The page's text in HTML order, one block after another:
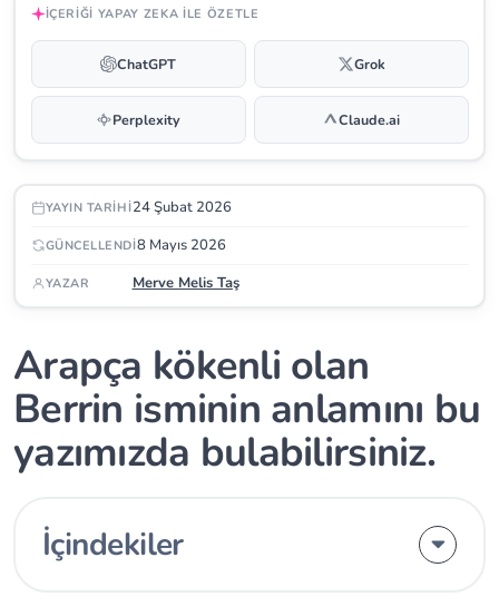
İÇERIĞI YAPAY ZEKA ILE ÖZETLE
ChatGPT Grok
Perplexity Claude.ai
YAYIN TARIHI24 Şubat 2026
GÜNCELLENDI8 Mayıs 2026
YAZAR Merve Melis Taş
Arapça kökenli olan
Berrin isminin anlamını bu
yazımızda bulabilirsiniz.
İçindekiler